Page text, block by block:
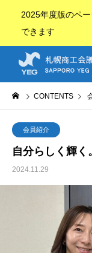
2025年度版のペー
できます
CONTENTS
会員紹介
自分らしく輝く
2024.11.29